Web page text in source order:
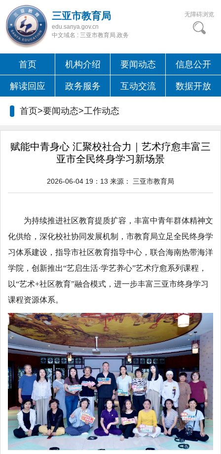
三亚市教育局
edu.sanya.gov.cn
中文域名 : 三亚市教育局.政务
无障碍浏览
首页 机构介绍 要闻动态 信息公开
解读回应 政务服务 互动交流 数据开放
首页>要闻动态>工作动态
赋能中青身心 汇聚校社合力｜艺术疗愈丰富三
亚市全民终身学习新场景
2026-06-04 19：13 来源： 三亚市教育局
为持续推进社区教育提质扩容，丰富中青年群体精神文
化供给，深化校社协同发展机制，市教育局立足全民终身学
习体系建设，指导市社区教育指导中心，联合海南热带海洋
学院，创新推出“艺启生活·学艺养心”艺术疗愈系列课程，
以“艺术+社区教育”融合模式，进一步丰富三亚市终身学习
课程资源体系。